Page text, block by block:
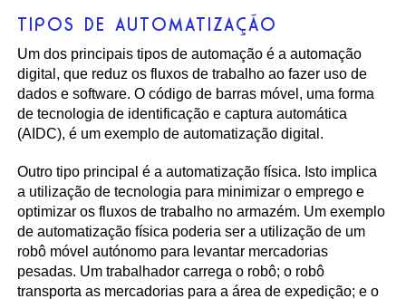
TIPOS DE AUTOMATIZAÇÃO
Um dos principais tipos de automação é a automação
digital, que reduz os fluxos de trabalho ao fazer uso de
dados e software. O código de barras móvel, uma forma
de tecnologia de identificação e captura automática
(AIDC), é um exemplo de automatização digital.
Outro tipo principal é a automatização física. Isto implica
a utilização de tecnologia para minimizar o emprego e
optimizar os fluxos de trabalho no armazém. Um exemplo
de automatização física poderia ser a utilização de um
robô móvel autónomo para levantar mercadorias
pesadas. Um trabalhador carrega o robô; o robô
transporta as mercadorias para a área de expedição; e o